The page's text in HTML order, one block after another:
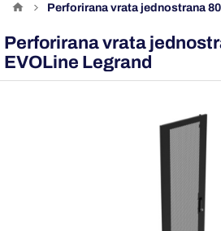
perforirana vrata jednostrana
Perforirana vrata
EVOLine Legrand